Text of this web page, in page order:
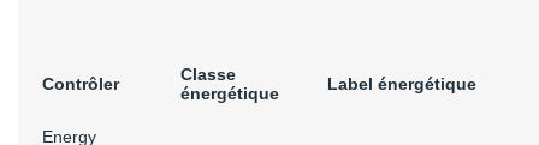
Contrôler
Classe
énergétique
Label énergétique
Energy